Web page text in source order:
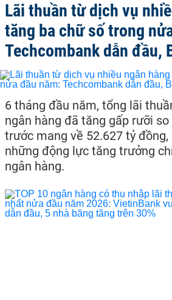
Lãi thuần từ dịch vụ
tăng ba chữ số trong
Techcombank dẫn đầu,
6 tháng đầu năm, tổng lãi
ngân hàng đã tăng gấp rưỡi
trước mang về 52.627 tỷ
những động lực tăng trưởng
ngân hàng.